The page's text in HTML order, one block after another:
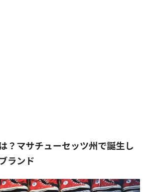
？マサチューセッツ州で誕生し
ランド